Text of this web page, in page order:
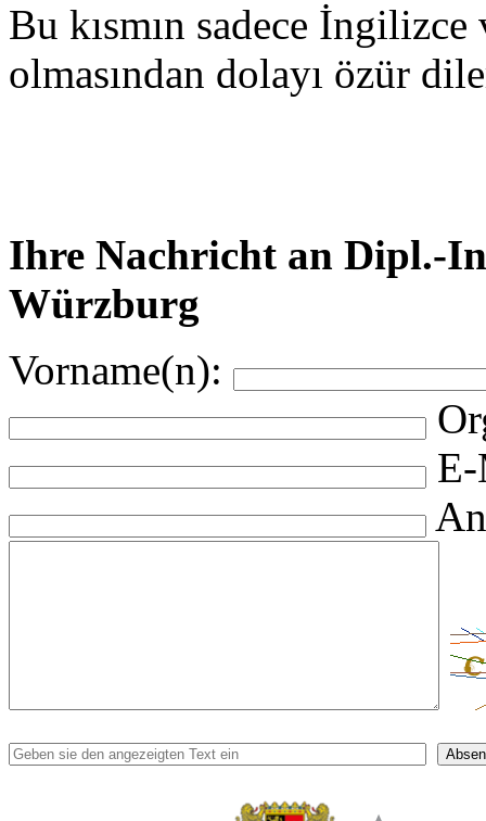
Bu kısmın sadece
olmasından dolayı özür
Ihre Nachricht an Dipl.-
Würzburg
Vorname(n):